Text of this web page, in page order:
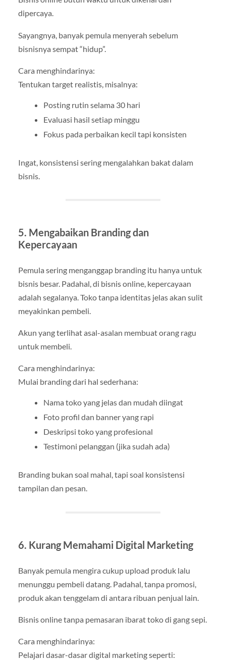
dipercaya.
Sayangnya, banyak pemula menyerah sebelum
bisnisnya sempat “hidup”.
Cara menghindarinya:
Tentukan target realistis, misalnya:
Posting rutin selama 30 hari
Evaluasi hasil setiap minggu
Fokus pada perbaikan kecil tapi konsisten
Ingat, konsistensi sering mengalahkan bakat dalam
bisnis.
5. Mengabaikan Branding dan
Kepercayaan
Pemula sering menganggap branding itu hanya untuk
bisnis besar. Padahal, di bisnis online, kepercayaan
adalah segalanya. Toko tanpa identitas jelas akan sulit
meyakinkan pembeli.
Akun yang terlihat asal-asalan membuat orang ragu
untuk membeli.
Cara menghindarinya:
Mulai branding dari hal sederhana:
Nama toko yang jelas dan mudah diingat
Foto profil dan banner yang rapi
Deskripsi toko yang profesional
Testimoni pelanggan (jika sudah ada)
Branding bukan soal mahal, tapi soal konsistensi
tampilan dan pesan.
6. Kurang Memahami Digital Marketing
Banyak pemula mengira cukup upload produk lalu
menunggu pembeli datang. Padahal, tanpa promosi,
produk akan tenggelam di antara ribuan penjual lain.
Bisnis online tanpa pemasaran ibarat toko di gang sepi.
Cara menghindarinya:
Pelajari dasar-dasar digital marketing seperti: